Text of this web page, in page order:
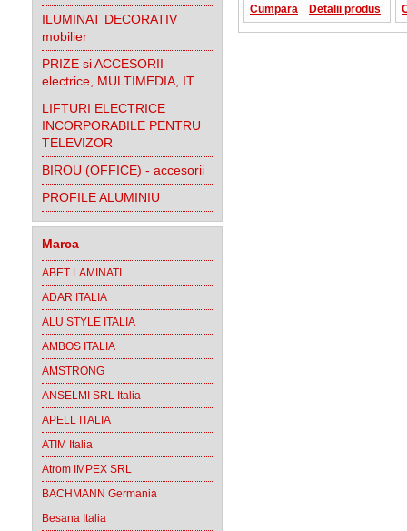
ILUMINAT DECORATIV
mobilier
PRIZE si ACCESORII
electrice, MULTIMEDIA, IT
LIFTURI ELECTRICE
INCORPORABILE PENTRU
TELEVIZOR
BIROU (OFFICE) - accesorii
PROFILE ALUMINIU
Marca
ABET LAMINATI
ADAR ITALIA
ALU STYLE ITALIA
AMBOS ITALIA
AMSTRONG
ANSELMI SRL Italia
APELL ITALIA
ATIM Italia
Atrom IMPEX SRL
BACHMANN Germania
Besana Italia
Cumpara Detalii produs